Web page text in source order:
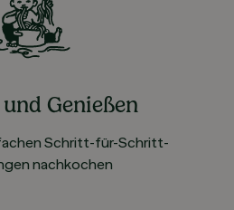
Genießen
Schritt-für-Schritt-
nachkochen